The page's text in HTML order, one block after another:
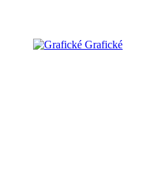
Grafické